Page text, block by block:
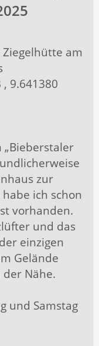
am
9.641380
„Bieberstaler
zur
ich schon
vorhanden.
und das
einzigen
Gelände
der Nähe.
und Samstag